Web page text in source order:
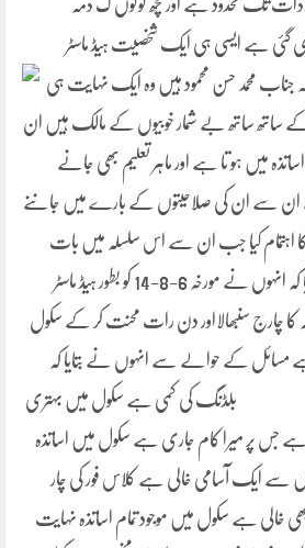
ذات تک محدود ہے اور کچھ لوگوں ک ذمہ
دی گئی ہے ایسی ہی ایک شخصیت ہیڈ ماسٹر
جناب محمد حسن محمود ہیں وہ ایک نہایت ہی
ساتھ بے شمار خوبیوں کے مالک ہیں ان
اساتذہ میں ہو تا ہے اور ماہر تعلیم بھی جانے
سے ان کی صلاحیتوں کے بارے میں جاننے
اہتمام کیا جب ان سے اس سلسلہ میں بات
چیت کی گئی تو انہوں نے بتایا کہ انہوں نے مورخہ 6-8-14 کو بطور ہیڈ ماسٹر
کا چارج سنبھالااور دن رات محنت کر کے سکول
ہے مسائل کے حوالے سے انہوں نے بتایا کہ
بلڈنگ کی کمی ہے سکول میں بہتری
جس پر میرا کام جاری ہے سکول میں اساتذہ
سے ایک آسامی خالی ہے کلاس فور کی چار
خالی ہے سکول میں موجود تمام اساتذہ نہایت